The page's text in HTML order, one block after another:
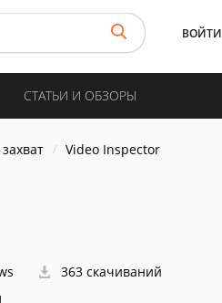
ВОЙТИ
СТАТЬИ И ОБЗОРЫ
Video Inspector
363 скачиваний